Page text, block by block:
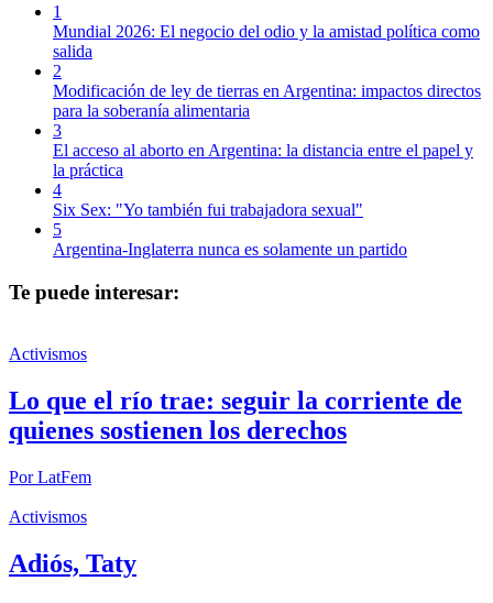
1
Mundial 2026: El negocio del odio y la amistad política como
salida
2
Modificación de ley de tierras en Argentina: impactos directos
para la soberanía alimentaria
3
El acceso al aborto en Argentina: la distancia entre el papel y
la práctica
4
Six Sex: "Yo también fui trabajadora sexual"
5
Argentina-Inglaterra nunca es solamente un partido
Te puede interesar:
Activismos
Lo que el río trae: seguir la corriente de
quienes sostienen los derechos
PorLatFem
Activismos
Adiós, Taty